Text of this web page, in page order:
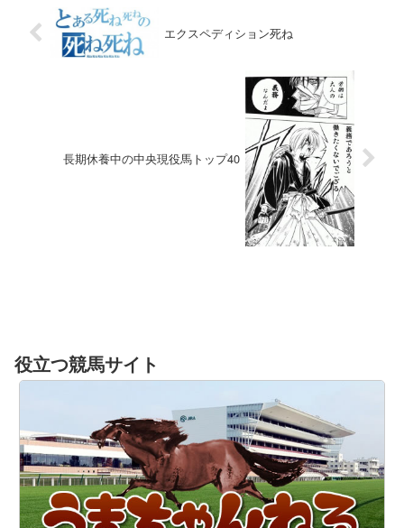
エクスペディション死ね
長期休養中の中央現役馬トップ40
役立つ競馬サイト